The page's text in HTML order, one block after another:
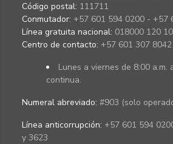
Código postal: 111711
Conmutador: +57 601 594 0200 - +57
Línea gratuita nacional: 018000 120
Centro de contacto: +57 601 307 8042
Lunes a viernes de 8:00 a.m.
continua.
Numeral abreviado: #903 (solo
Línea anticorrupción: +57 601 594
y 3623